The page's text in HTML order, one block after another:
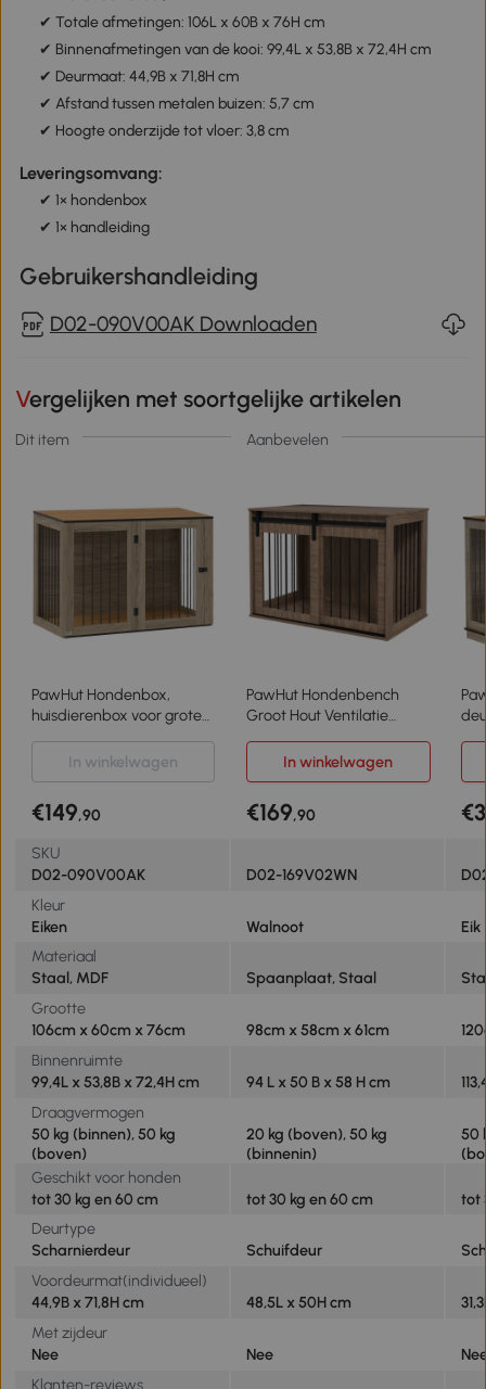
✔ Totale afmetingen: 106L x 60B x 76H cm
✔ Binnenafmetingen van de kooi: 99,4L x 53,8B x 72,4H cm
✔ Deurmaat: 44,9B x 71,8H cm
✔ Afstand tussen metalen buizen: 5,7 cm
✔ Hoogte onderzijde tot vloer: 3,8 cm
Leveringsomvang:
✔ 1× hondenbox
✔ 1× handleiding
Gebruikershandleiding
D02-090V00AK Downloaden
Vergelijken met soortgelijke artikelen
Dit item Aanbevelen
PawHut Hondenbox,
huisdierenbox voor grote
Indoor, 106 x 60 x 76 cm,
Eik
PawHut Hondenbench
Groot Hout Ventilatie
Zwart
In winkelwagen In winkelwagen
€149,90 €169,90
SKU
D02-090V00AK
D02-169V02WN
Kleur
Eiken
Walnoot
Eik
Materiaal
Staal, MDF
Spaanplaat, Staal
Grootte
106cm x 60cm x 76cm
98cm x 58cm x 61cm
Binnenruimte
99,4L x 53,8B x 72,4H cm
94 L x 50 B x 58 H cm
Draagvermogen
50 kg (binnen), 50 kg
(boven)
20 kg (boven), 50 kg
(binnenin)
50
Geschikt voor honden
tot 30 kg en 60 cm
tot 30 kg en 60 cm
tot
Deurtype
Scharnierdeur
Schuifdeur
Voordeurmat(individueel)
44,9B x 71,8H cm
48,5L x 50H cm
Met zijdeur
Nee
Nee
Klanten-reviews